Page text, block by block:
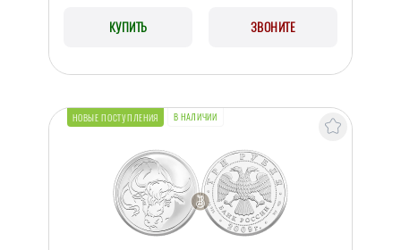
КУПИТЬ ЗВОНИТЕ
НОВЫЕ ПОСТУПЛЕНИЯ В НАЛИЧИИ